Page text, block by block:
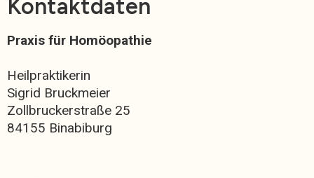
Kontaktdaten
Praxis für Homöopathie
Heilpraktikerin
Sigrid Bruckmeier
Zollbruckerstraße 25
84155 Binabiburg